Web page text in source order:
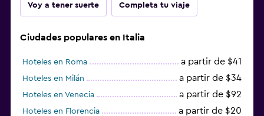
Voy a tener suerte Completa tu viaje
Ciudades populares en Italia
Hoteles en Roma a partir de $41
Hoteles en Milán a partir de $34
Hoteles en Venecia a partir de $92
Hoteles en Florencia a partir de $20